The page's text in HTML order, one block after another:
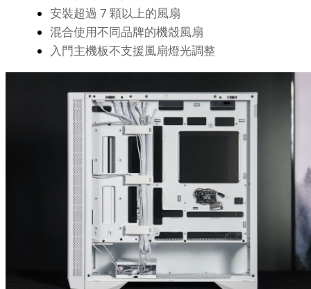
安裝超過 7 顆以上的風扇
混合使用不同品牌的機殼風扇
入門主機板不支援風扇燈光調整